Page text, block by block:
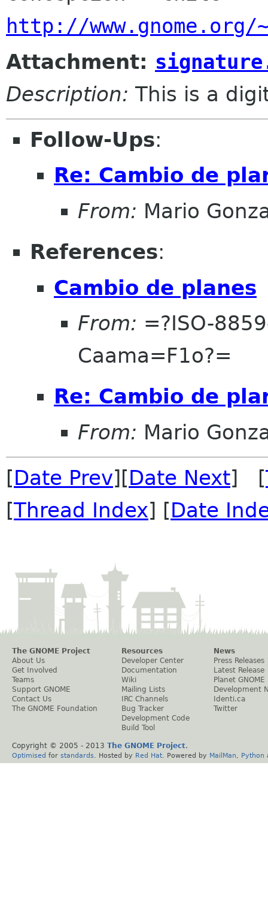
http://www.gnome.org/
Attachment:
Description: This is a
Follow-Ups:
Re: Cambio de
From: Mario
References:
Cambio de planes
From: =?ISO-
Caama=F1o?=
Re: Cambio de
From: Mario
[Date Prev][Date Next] [
[Thread Index] [Date
The GNOME Project
About Us
Get Involved
Teams
Support GNOME
Contact Us
The GNOME Foundation
Resources
Developer Center
Documentation
Wiki
Mailing Lists
IRC Channels
Bug Tracker
Development Code
Build Tool
News
Press Releases
Latest Release
Planet GNOME
Development
Identi.ca
Twitter
Copyright © 2005 - 2013 The GNOME Project.
Optimised for standards . Hosted by Red Hat . Powered by MailMan Python